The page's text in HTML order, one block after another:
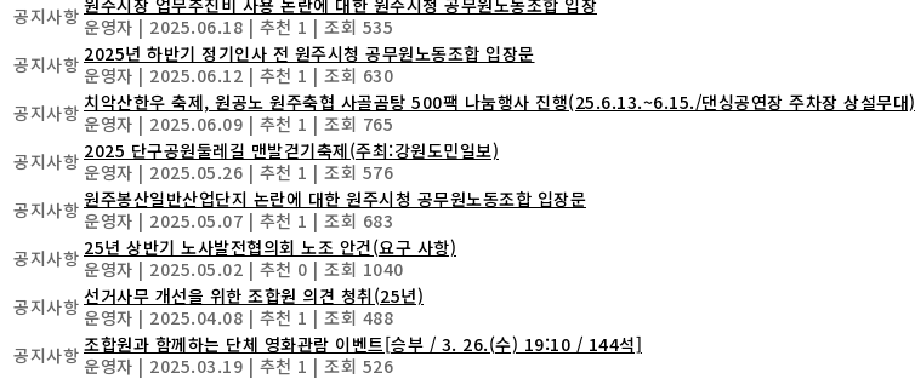
공지사항 운영자 | 2025.06.18 | 추천 1 | 조회 535
공지사항 2025년 하반기 정기인사 전 원주시청 공무원노동조합 입장문
운영자 | 2025.06.12 | 추천 1 | 조회 630
공지사항 치악산한우 축제, 원공노 원주축협 사골곰탕 500팩 나눔행사 진행(25.6.13.~6.15./댄싱공연장 주차장 상설무대)
운영자 | 2025.06.09 | 추천 1 | 조회 765
공지사항 2025 단구공원둘레길 맨발걷기축제(주최:강원도민일보)
운영자 | 2025.05.26 | 추천 1 | 조회 576
공지사항 원주봉산일반산업단지 논란에 대한 원주시청 공무원노동조합 입장문
운영자 | 2025.05.07 | 추천 1 | 조회 683
공지사항 25년 상반기 노사발전협의회 노조 안건(요구 사항)
운영자 | 2025.05.02 | 추천 0 | 조회 1040
공지사항 선거사무 개선을 위한 조합원 의견 청취(25년)
운영자 | 2025.04.08 | 추천 1 | 조회 488
공지사항 조합원과 함께하는 단체 영화관람 이벤트[승부 / 3. 26.(수) 19:10 / 144석]
운영자 | 2025.03.19 | 추천 1 | 조회 526